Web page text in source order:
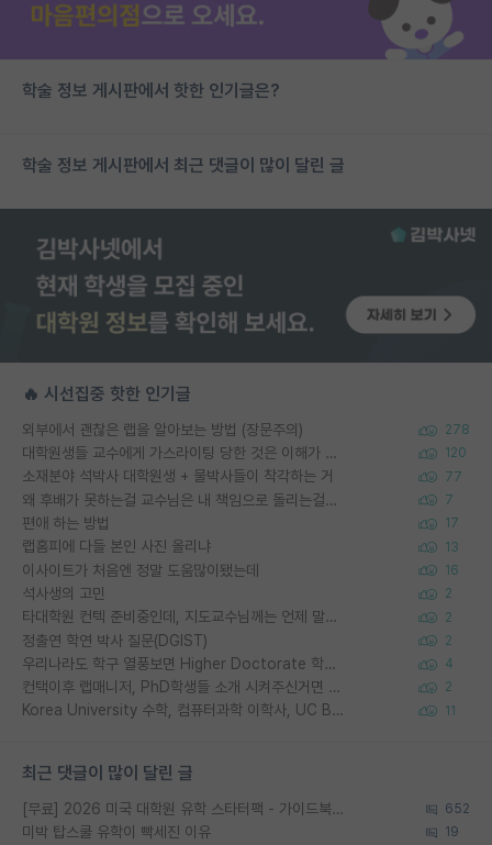
학술 정보 게시판에서 핫한 인기글은?
학술 정보 게시판에서 최근 댓글이 많이 달린 글
🔥 시선집중 핫한 인기글
외부에서 괜찮은 랩을 알아보는 방법 (장문주의) 278
대학원생들 교수에게 가스라이팅 당한 것은 이해가 갑니다. 안타깝네요. 120
소재분야 석박사 대학원생 + 물박사들이 착각하는 거 77
왜 후배가 못하는걸 교수님은 내 책임으로 돌리는걸까요? 7
편애 하는 방법 17
랩홈피에 다들 본인 사진 올리냐 13
이사이트가 처음엔 정말 도움많이됐는데 16
석사생의 고민 2
타대학원 컨텍 준비중인데, 지도교수님께는 언제 말씀드려야 할까요? 2
정출연 학연 박사 질문(DGIST) 2
우리나라도 학구 열풍보면 Higher Doctorate 학위가 필요하다고 봅니다. 4
컨택이후 랩매니저, PhD학생들 소개 시켜주신거면 거의 컨펌에 가깝나요? 2
Korea University 수학, 컴퓨터과학 이학사, UC Berkeley 산업공학 대학원 공학박사가 되는 것은 쉽지 않겠죠? 11
최근 댓글이 많이 달린 글
[무료] 2026 미국 대학원 유학 스타터팩 - 가이드북 & 합격자 컨택메일 템플릿 652
미박 탑스쿨 유학이 빡세진 이유 19